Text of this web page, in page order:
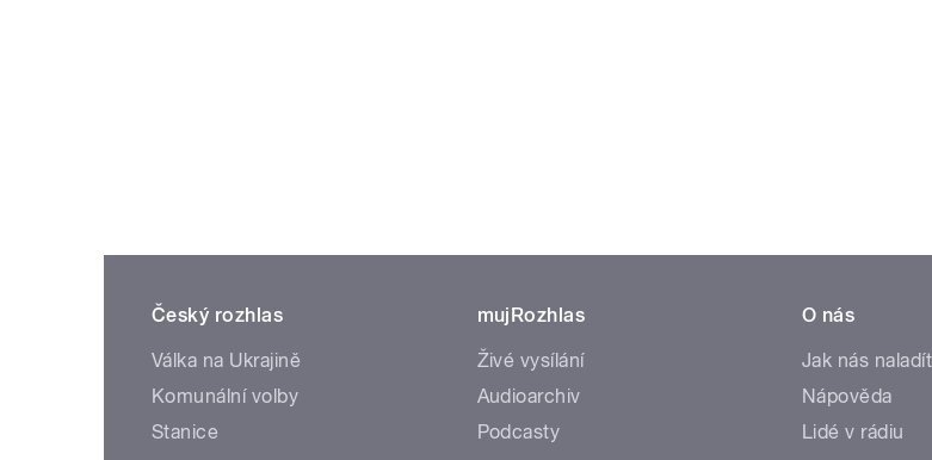
Český rozhlas
Válka na Ukrajině
Komunální volby
Stanice
mujRozhlas
Živé vysílání
Audioarchiv
Podcasty
O nás
Jak nás
Nápověda
Lidé v rádiu